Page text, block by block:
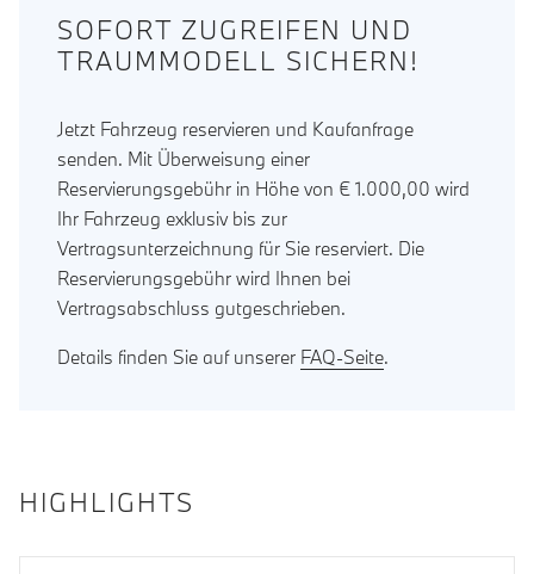
SOFORT ZUGREIFEN UND
TRAUMMODELL SICHERN!
Jetzt Fahrzeug reservieren und Kaufanfrage
senden. Mit Überweisung einer
Reservierungsgebühr in Höhe von € 1.000,00 wird
Ihr Fahrzeug exklusiv bis zur
Vertragsunterzeichnung für Sie reserviert. Die
Reservierungsgebühr wird Ihnen bei
Vertragsabschluss gutgeschrieben.
Details finden Sie auf unserer FAQ-Seite.
HIGHLIGHTS